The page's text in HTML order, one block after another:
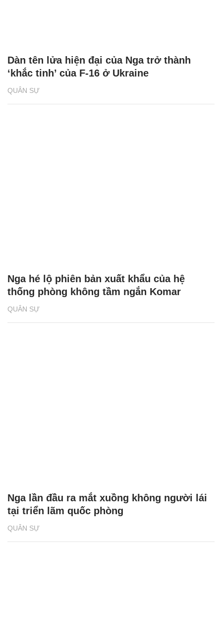
QUÂN SỰ
Dàn tên lửa hiện đại của Nga trở thành
‘khắc tinh’ của F-16 ở Ukraine
QUÂN SỰ
Nga hé lộ phiên bản xuất khẩu của hệ
thống phòng không tầm ngắn Komar
QUÂN SỰ
Nga lần đầu ra mắt xuồng không người lái
tại triển lãm quốc phòng